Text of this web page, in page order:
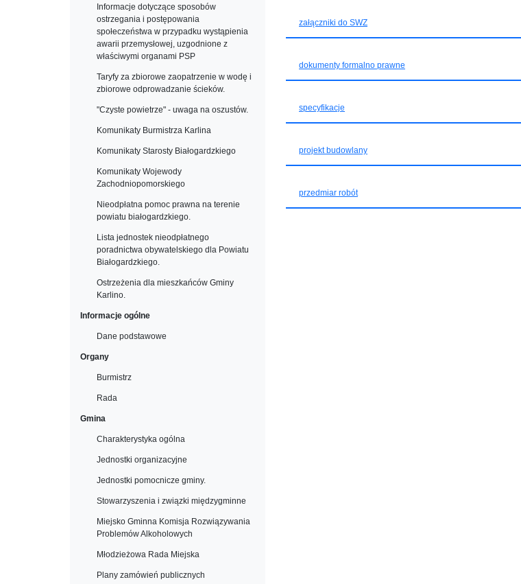
Informacje dotyczące sposobów
ostrzegania i postępowania
społeczeństwa w przypadku wystąpienia
awarii przemysłowej, uzgodnione z
właściwymi organami PSP
Taryfy za zbiorowe zaopatrzenie w wodę i
zbiorowe odprowadzanie ścieków.
"Czyste powietrze" - uwaga na oszustów.
Komunikaty Burmistrza Karlina
Komunikaty Starosty Białogardzkiego
Komunikaty Wojewody
Zachodniopomorskiego
Nieodpłatna pomoc prawna na terenie
powiatu białogardzkiego.
Lista jednostek nieodpłatnego
poradnictwa obywatelskiego dla Powiatu
Białogardzkiego.
Ostrzeżenia dla mieszkańców Gminy
Karlino.
Informacje ogólne
Dane podstawowe
Organy
Burmistrz
Rada
Gmina
Charakterystyka ogólna
Jednostki organizacyjne
Jednostki pomocnicze gminy.
Stowarzyszenia i związki międzygminne
Miejsko Gminna Komisja Rozwiązywania
Problemów Alkoholowych
Młodzieżowa Rada Miejska
Plany zamówień publicznych
załączniki do SWZ
dokumenty formalno prawne
specyfikacje
projekt budowlany
przedmiar robót